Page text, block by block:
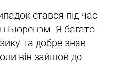
стався під час
Бюреном. Я багато
та добре знав
він зайшов до